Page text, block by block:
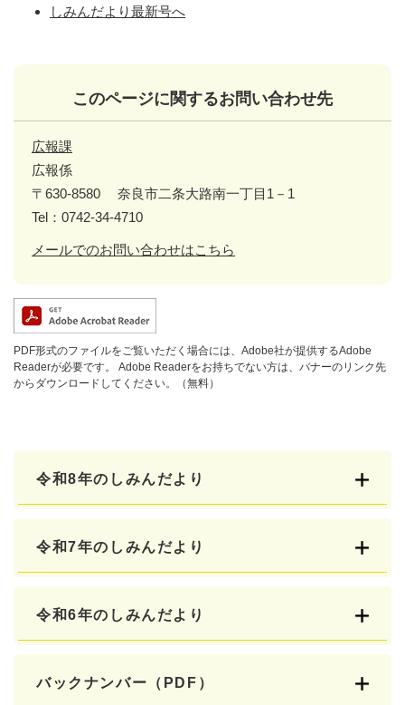
しみんだより最新号へ
このページに関するお問い合わせ先
広報課
広報係
〒630-8580
奈良市二条大路南一丁目1－1
Tel：0742-34-4710
メールでのお問い合わせはこちら
PDF形式のファイルをご覧いただく場合には、Adobe社が提供するAdobe
Readerが必要です。
Adobe Readerをお持ちでない方は、バナーのリンク先
からダウンロードしてください。（無料）
令和8年のしみんだより
令和7年のしみんだより
令和6年のしみんだより
バックナンバー（PDF）